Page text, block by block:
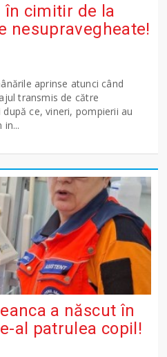
în cimitir de la
nesupravegheate!
aprinse atunci când
transmis de către
ce, vineri, pompierii au
a născut în
al patrulea copil!